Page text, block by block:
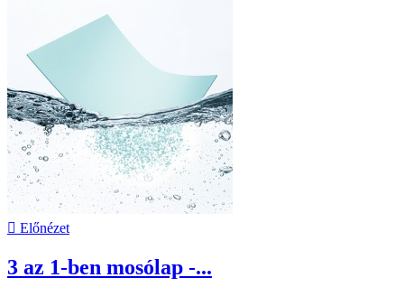
 Előnézet
3 az 1-ben mosólap -...